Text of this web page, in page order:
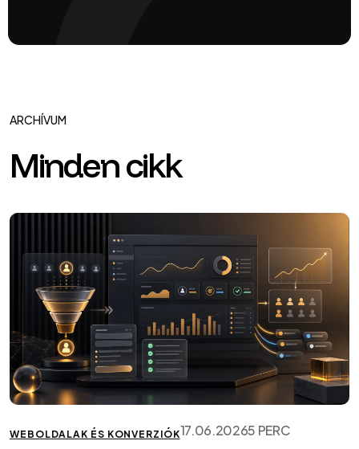
ARCHÍVUM
Minden cikk
WEBOLDALAK ÉS KONVERZIÓK17.06.20265 PERC